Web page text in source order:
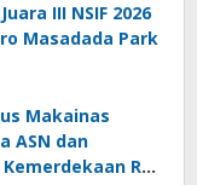
III NSIF 2026
Masadada Park
Makainas
ASN dan
RI